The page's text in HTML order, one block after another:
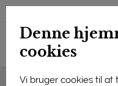
Denne
cookies
Vi bruger cookies til at